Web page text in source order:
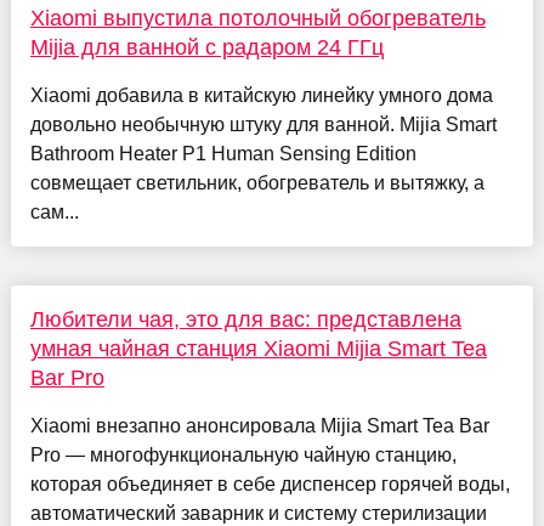
Xiaomi выпустила потолочный обогреватель
Mijia для ванной с радаром 24 ГГц
Xiaomi добавила в китайскую линейку умного дома
довольно необычную штуку для ванной. Mijia Smart
Bathroom Heater P1 Human Sensing Edition
совмещает светильник, обогреватель и вытяжку, а
сам...
Любители чая, это для вас: представлена
умная чайная станция Xiaomi Mijia Smart Tea
Bar Pro
Xiaomi внезапно анонсировала Mijia Smart Tea Bar
Pro — многофункциональную чайную станцию,
которая объединяет в себе диспенсер горячей воды,
автоматический заварник и систему стерилизации